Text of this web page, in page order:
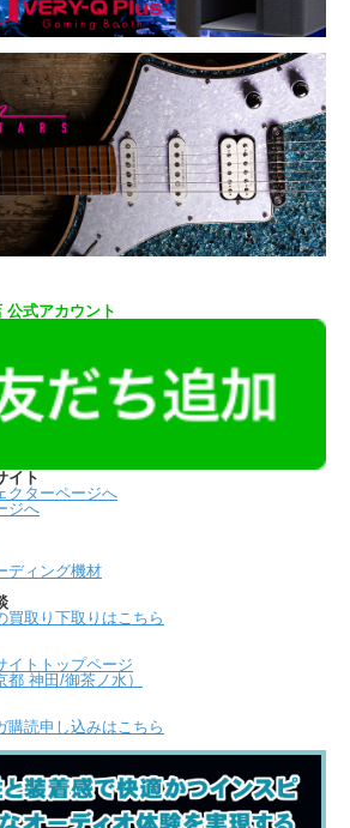
公式アカウント
イト
クターページへ
ジへ
ディング機材
買取り下取りはこちら
イトトップページ
神田/御茶ノ水）
購読申し込みはこちら